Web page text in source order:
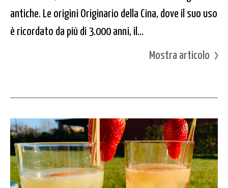
antiche. Le origini Originario della Cina, dove il suo uso
è ricordato da più di 3.000 anni, il...
Mostra articolo